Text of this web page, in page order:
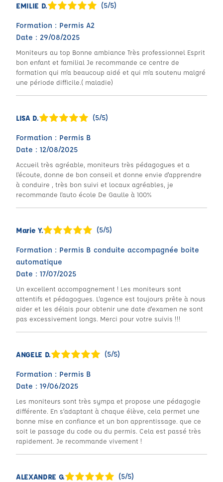
EMILIE D. (5/5)
Formation : Permis A2
Date : 29/08/2025
Moniteurs au top Bonne ambiance Très professionnel Esprit
bon enfant et familial Je recommande ce centre de
formation qui m'a beaucoup aidé et qui m'a soutenu malgré
une période difficile.( maladie)
LISA D. (5/5)
Formation : Permis B
Date : 12/08/2025
Accueil très agréable, moniteurs très pédagogues et a
l'écoute, donne de bon conseil et donne envie d'apprendre
à conduire , très bon suivi et locaux agréables, je
recommande l'auto école De Gaulle à 100%
Marie Y. (5/5)
Formation : Permis B conduite accompagnée boite
automatique
Date : 17/07/2025
Un excellent accompagnement ! Les moniteurs sont
attentifs et pédagogues. L'agence est toujours prête à nous
aider et les délais pour obtenir une date d'examen ne sont
pas excessivement longs. Merci pour votre suivis !!!
ANGELE D. (5/5)
Formation : Permis B
Date : 19/06/2025
Les moniteurs sont très sympa et propose une pédagogie
différente. En s’adaptant à chaque élève, cela permet une
bonne mise en confiance et un bon apprentissage. que ce
soit le passage du code ou du permis. Cela est passé très
rapidement. Je recommande vivement !
ALEXANDRE G. (5/5)